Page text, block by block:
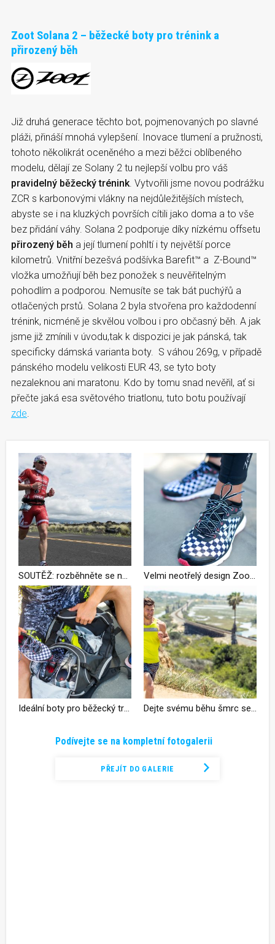
Zoot Solana 2 – běžecké boty pro trénink a
přirozený běh
Již druhá generace těchto bot, pojmenovaných po slavné
pláži, přináší mnohá vylepšení. Inovace tlumení a pružnosti,
tohoto několikrát oceněného a mezi běžci oblíbeného
modelu, dělají ze Solany 2 tu nejlepší volbu pro váš
pravidelný běžecký trénink. Vytvořili jsme novou podrážku
ZCR s karbonovými vlákny na nejdůležitějších místech,
abyste se i na kluzkých površích cítili jako doma a to vše
bez přidání váhy. Solana 2 podporuje díky nízkému offsetu
přirozený běh a její tlumení pohltí i ty největší porce
kilometrů. Vnitřní bezešvá podšívka Barefit™ a Z-Bound™
vložka umožňují běh bez ponožek s neuvěřitelným
pohodlím a podporou. Nemusíte se tak bát puchýřů a
otlačených prstů. Solana 2 byla stvořena pro každodenní
trénink, nicméně je skvělou volbou i pro občasný běh. A jak
jsme již zmínili v úvodu,tak k dispozici je jak pánská, tak
specificky dámská varianta boty. S váhou 269g, v případě
pánského modelu velikosti EUR 43, se tyto boty
nezaleknou ani maratonu. Kdo by tomu snad nevěřil, ať si
přečte jaká esa světového triatlonu, tuto botu používají
zde.
Podívejte se na kompletní fotogalerii
PŘEJÍT DO GALERIE
SOUTĚŽ: rozběhněte se na jaře v botách Zoot Solana 2 – UKONČENO Velmi neotřelý design Zoot Solana 2 nejen vás jistě zaujme
Ideální boty pro běžecký trénink Dejte svému běhu šmrc se Zoot Solana 2